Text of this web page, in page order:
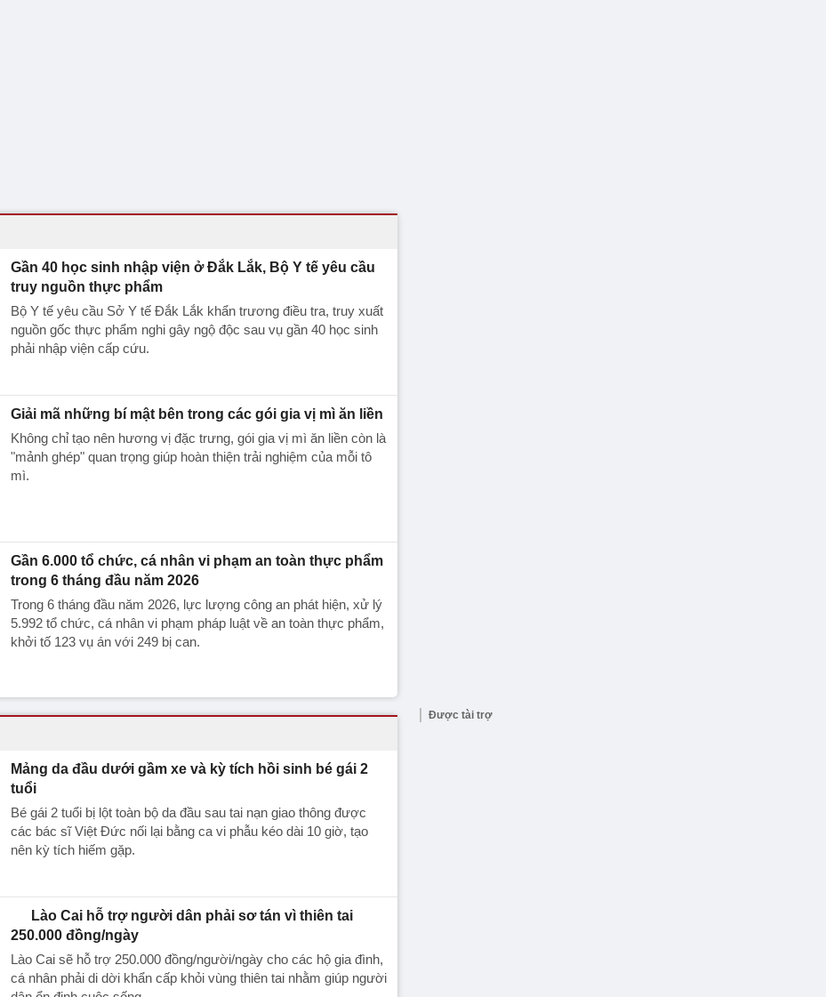
Gần 40 học sinh nhập viện ở Đắk Lắk, Bộ Y tế yêu cầu
truy nguồn thực phẩm
Bộ Y tế yêu cầu Sở Y tế Đắk Lắk khẩn trương điều tra, truy xuất
nguồn gốc thực phẩm nghi gây ngộ độc sau vụ gần 40 học sinh
phải nhập viện cấp cứu.
Giải mã những bí mật bên trong các gói gia vị mì ăn liền
Không chỉ tạo nên hương vị đặc trưng, gói gia vị mì ăn liền còn là
"mảnh ghép" quan trọng giúp hoàn thiện trải nghiệm của mỗi tô
mì.
Gần 6.000 tổ chức, cá nhân vi phạm an toàn thực phẩm
trong 6 tháng đầu năm 2026
Trong 6 tháng đầu năm 2026, lực lượng công an phát hiện, xử lý
5.992 tổ chức, cá nhân vi phạm pháp luật về an toàn thực phẩm,
khởi tố 123 vụ án với 249 bị can.
Mảng da đầu dưới gầm xe và kỳ tích hồi sinh bé gái 2
tuổi
Bé gái 2 tuổi bị lột toàn bộ da đầu sau tai nạn giao thông được
các bác sĩ Việt Đức nối lại bằng ca vi phẫu kéo dài 10 giờ, tạo
nên kỳ tích hiếm gặp.
Lào Cai hỗ trợ người dân phải sơ tán vì thiên tai
250.000 đồng/ngày
Lào Cai sẽ hỗ trợ 250.000 đồng/người/ngày cho các hộ gia đình,
cá nhân phải di dời khẩn cấp khỏi vùng thiên tai nhằm giúp người
Được tài trợ